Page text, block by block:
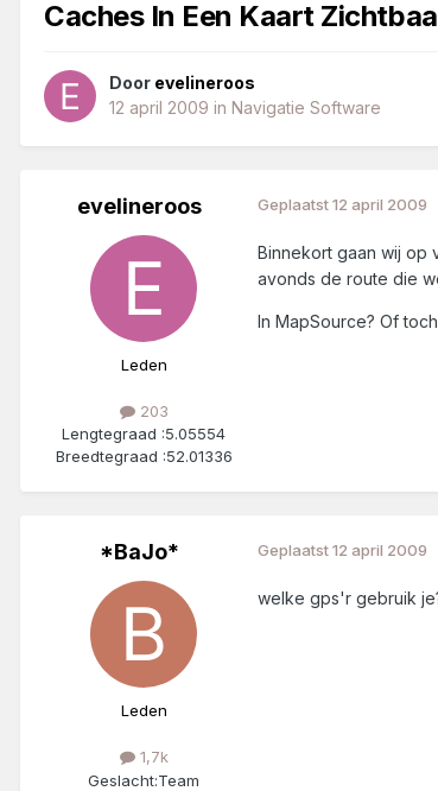
Caches In Een Kaart
Door evelineroos
12 april 2009 in Navigatie Software
evelineroos
Leden
203
Lengtegraad :5.05554
Breedtegraad :52.01336
Geplaatst12 april 2009
Binnekort gaan wij op
avonds de route die
In MapSource? Of
*BaJo*
Leden
1,7k
Geslacht:Team
Geplaatst12 april 2009
welke gps'r gebruik